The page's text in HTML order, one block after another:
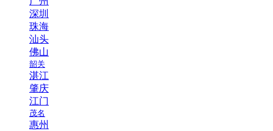
深圳
珠海
汕头
佛山
韶关
湛江
肇庆
江门
茂名
惠州